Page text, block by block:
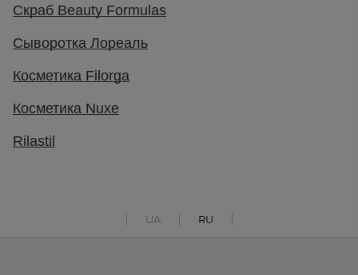
Скраб Beauty Formulas
Сыворотка Лореаль
Косметика Filorga
Косметика Nuxe
Rilastil
UA RU